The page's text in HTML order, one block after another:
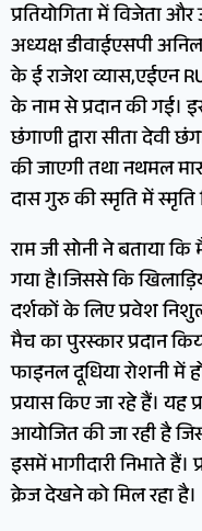
प्रतियोगिता में विजेता
अध्यक्ष डीवाईएसपी
के ई राजेश व्यास,एईएन
के नाम से प्रदान की गई।
छंगाणी द्वारा सीता देवी
की जाएगी तथा नथमल मारू
दास गुरु की स्मृति में स्मृति
राम जी सोनी ने बताया
गया है।जिससे कि
दर्शकों के लिए प्रवेश
मैच का पुरस्कार प्रदान
फाइनल दूधिया रोशनी में
प्रयास किए जा रहे हैं। यह
आयोजित की जा रही है
इसमें भागीदारी निभाते
क्रेज देखने को मिल रहा है।